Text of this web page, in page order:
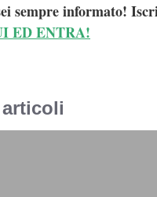
sempre informato!
ED ENTRA!